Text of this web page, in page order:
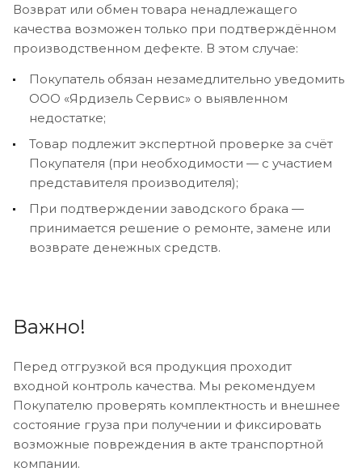
Возврат или обмен товара ненадлежащего
качества возможен только при подтверждённом
производственном дефекте. В этом случае:
Покупатель обязан незамедлительно уведомить
ООО «Ярдизель Сервис» о выявленном
недостатке;
Товар подлежит экспертной проверке за счёт
Покупателя (при необходимости — с участием
представителя производителя);
При подтверждении заводского брака —
принимается решение о ремонте, замене или
возврате денежных средств.
Важно!
Перед отгрузкой вся продукция проходит
входной контроль качества. Мы рекомендуем
Покупателю проверять комплектность и внешнее
состояние груза при получении и фиксировать
возможные повреждения в акте транспортной
компании.